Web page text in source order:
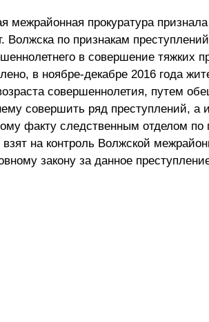
межрайонная прокуратура
Волжска по признакам
в совершение тяжких
в ноябре-декабре 2016 года
совершеннолетия, путем
совершить ряд преступлений, а
факту следственным отделом
взят на контроль Волжской
закону за данное